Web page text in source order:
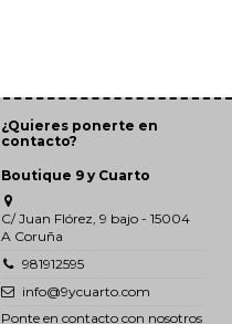
¿Quieres ponerte en
contacto?
Boutique 9 y Cuarto
C/ Juan Flórez, 9 bajo - 15004
A Coruña
981912595
info@9ycuarto.com
Ponte en contacto con nosotros